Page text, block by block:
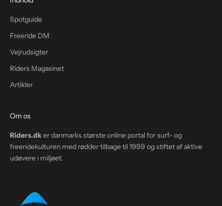
Spotguide
Freeride DM
Vejrudsigter
Riders Magasinet
Artikler
Om os
Riders.dker danmarks største online portal for surf- og
freeridekulturen med rødder tilbage til 1999 og stiftet af aktive
udøvere i miljøet.